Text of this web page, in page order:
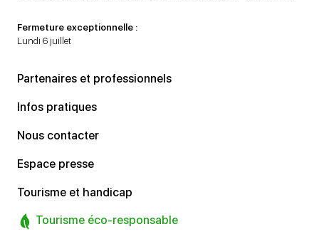
Fermeture exceptionnelle :
Lundi 6 juillet
Partenaires et professionnels
Infos pratiques
Nous contacter
Espace presse
Tourisme et handicap
Tourisme éco-responsable